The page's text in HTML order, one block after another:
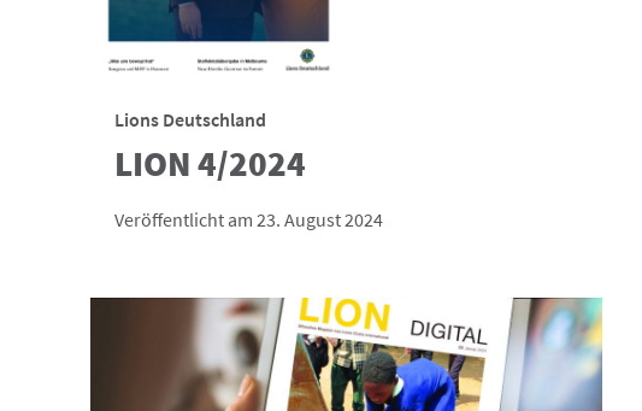
Lions Deutschland
LION 4/2024
Veröffentlicht am 23. August 2024